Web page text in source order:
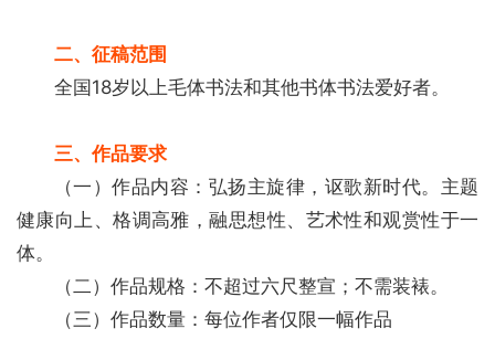
讯
二、征稿范围
全国18岁以上毛体书法和其他书体书法爱好者。
三、作品要求
（一）作品内容：弘扬主旋律，讴歌新时代。主题
健康向上、格调高雅，融思想性、艺术性和观赏性于一
体。
（二）作品规格：不超过六尺整宣；不需装裱。
（三）作品数量：每位作者仅限一幅作品